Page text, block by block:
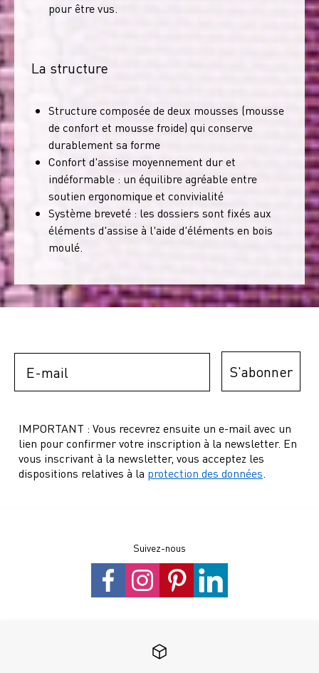
pour être vus.
La structure
Structure composée de deux mousses (mousse
de confort et mousse froide) qui conserve
durablement sa forme
Confort d'assise moyennement dur et
indéformable : un équilibre agréable entre
soutien ergonomique et convivialité
Système breveté : les dossiers sont fixés aux
éléments d'assise à l'aide d'éléments en bois
moulé.
S'abonner
IMPORTANT : Vous recevrez ensuite un e-mail avec un
lien pour confirmer votre inscription à la newsletter. En
vous inscrivant à la newsletter, vous acceptez les
dispositions relatives à la protection des données
Suivez-nous